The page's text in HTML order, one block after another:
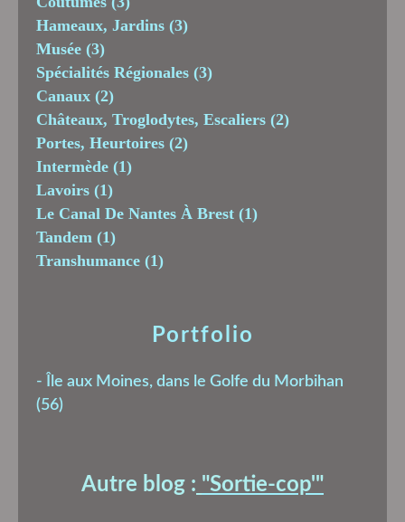
Hameaux, Jardins (3)
Musée (3)
Spécialités Régionales (3)
Canaux (2)
Châteaux, Troglodytes, Escaliers (2)
Portes, Heurtoires (2)
Intermède (1)
Lavoirs (1)
Le Canal De Nantes À Brest (1)
Tandem (1)
Transhumance (1)
Portfolio
- Île aux Moines, dans le Golfe du Morbihan
(56)
Autre blog : "Sortie-cop'"